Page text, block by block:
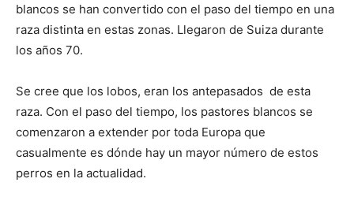
blancos se han convertido con el paso del tiempo en una
raza distinta en estas zonas. Llegaron de Suiza durante
los años 70.
Se cree que los lobos, eran los antepasados de esta
raza. Con el paso del tiempo, los pastores blancos se
comenzaron a extender por toda Europa que
casualmente es dónde hay un mayor número de estos
perros en la actualidad.